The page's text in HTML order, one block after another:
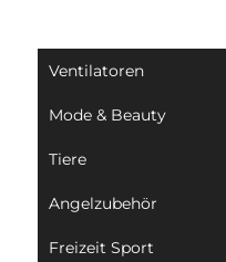
Ventilatoren
Mode & Beauty
Tiere
Angelzubehör
Freizeit Sport